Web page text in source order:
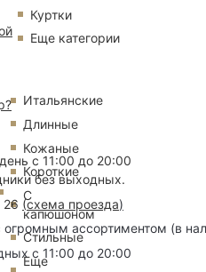
Куртки
Еще категории
Итальянские
Длинные
Кожаные
Короткие
С
капюшоном
Стильные
Еще
с 11:00 до 20:00
без выходных.
26 (схема проезда)
ассортиментом (в
с 11:00 до 20:00